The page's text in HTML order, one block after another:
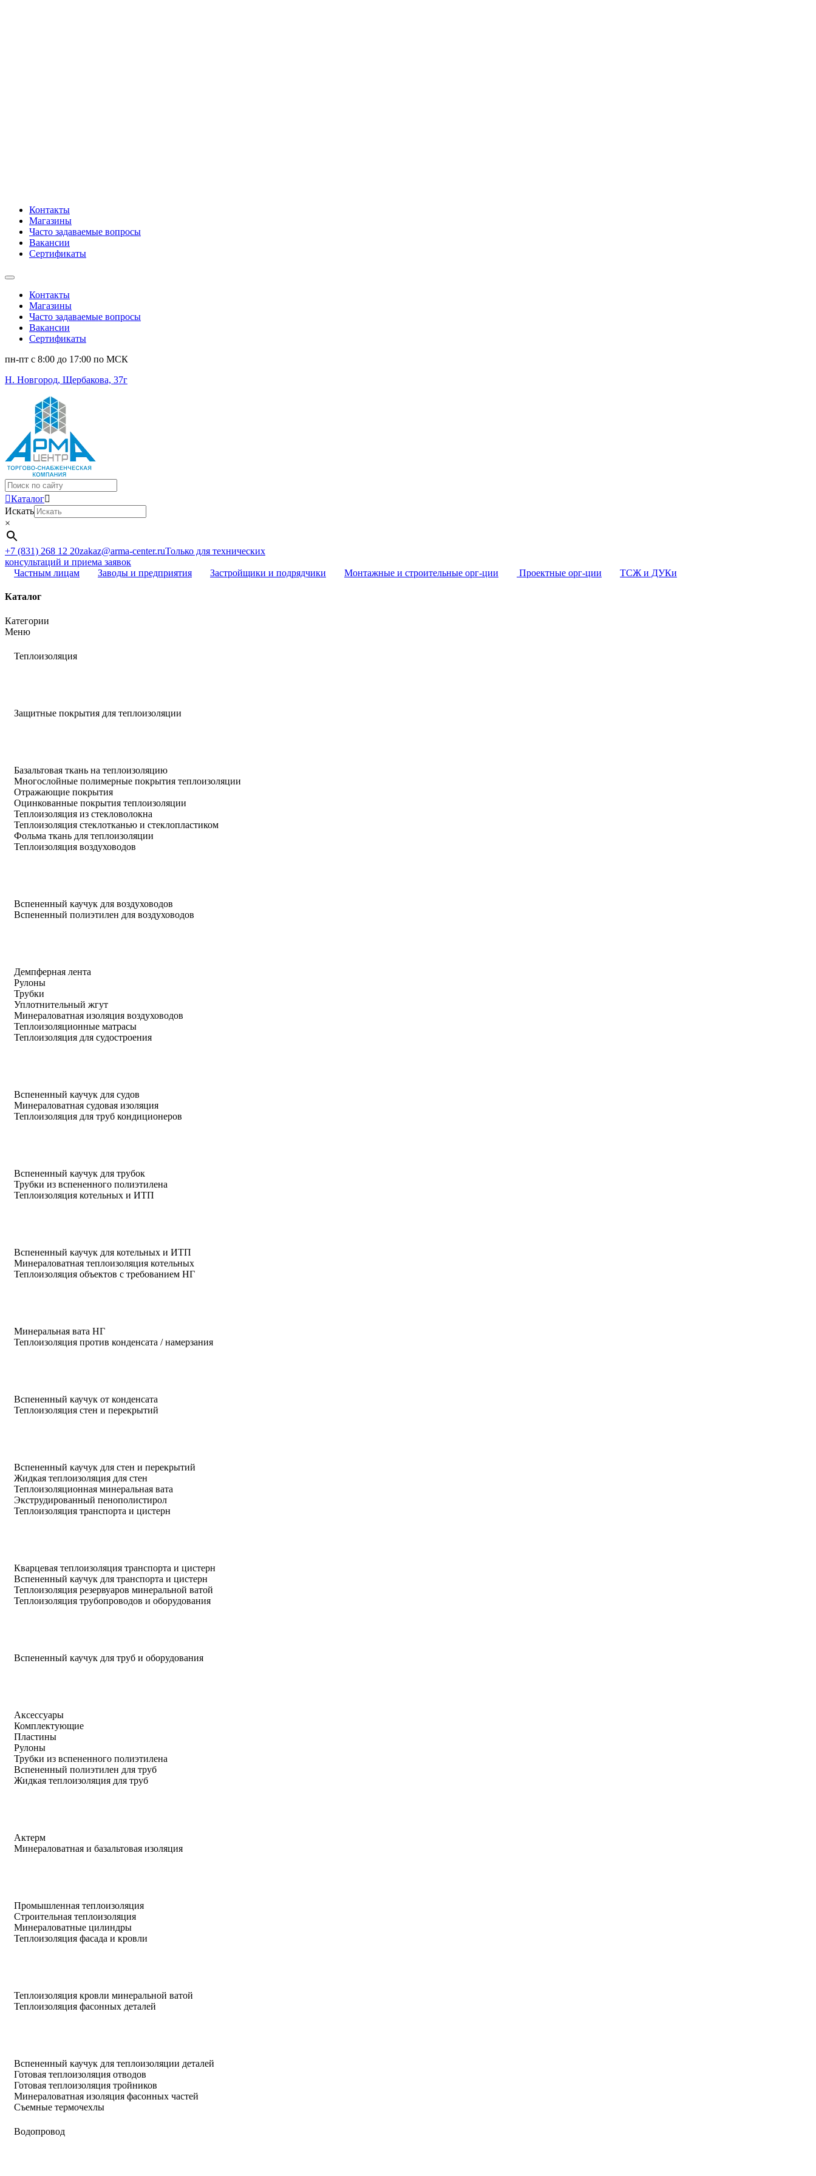
Контакты
Магазины
Часто задаваемые вопросы
Вакансии
Сертификаты
Контакты
Магазины
Часто задаваемые вопросы
Вакансии
Сертификаты
пн-пт c 8:00 до 17:00 по МСК
Н. Новгород, Щербакова, 37г
Поиск
...Каталог
Искать
×
+7 (831) 268 12 20zakaz@arma-center.ruТолько для технических
консультаций и приема заявок
Частным лицам
Заводы и предприятия Застройщики и подрядчики Монтажные и строительные орг-ции Проектные орг-ции ТСЖ и ДУКи
Каталог
Категории
Меню
Теплоизоляция
Защитные покрытия для теплоизоляции
Базальтовая ткань на теплоизоляцию
Многослойные полимерные покрытия теплоизоляции
Отражающие покрытия
Оцинкованные покрытия теплоизоляции
Теплоизоляция из стекловолокна
Теплоизоляция стеклотканью и стеклопластиком
Фольма ткань для теплоизоляции
Теплоизоляция воздуховодов
Вспененный каучук для воздуховодов
Вспененный полиэтилен для воздуховодов
Демпферная лента
Рулоны
Трубки
Уплотнительный жгут
Минераловатная изоляция воздуховодов
Теплоизоляционные матрасы
Теплоизоляция для судостроения
Вспененный каучук для судов
Минераловатная судовая изоляция
Теплоизоляция для труб кондиционеров
Вспененный каучук для трубок
Трубки из вспененного полиэтилена
Теплоизоляция котельных и ИТП
Вспененный каучук для котельных и ИТП
Минераловатная теплоизоляция котельных
Теплоизоляция объектов с требованием НГ
Минеральная вата НГ
Теплоизоляция против конденсата / намерзания
Вспененный каучук от конденсата
Теплоизоляция стен и перекрытий
Вспененный каучук для стен и перекрытий
Жидкая теплоизоляция для стен
Теплоизоляционная минеральная вата
Экструдированный пенополистирол
Теплоизоляция транспорта и цистерн
Кварцевая теплоизоляция транспорта и цистерн
Вспененный каучук для транспорта и цистерн
Теплоизоляция резервуаров минеральной ватой
Теплоизоляция трубопроводов и оборудования
Вспененный каучук для труб и оборудования
Аксессуары
Комплектующие
Пластины
Рулоны
Трубки из вспененного полиэтилена
Вспененный полиэтилен для труб
Жидкая теплоизоляция для труб
Актерм
Минераловатная и базальтовая изоляция
Промышленная теплоизоляция
Строительная теплоизоляция
Минераловатные цилиндры
Теплоизоляция фасада и кровли
Теплоизоляция кровли минеральной ватой
Теплоизоляция фасонных деталей
Вспененный каучук для теплоизоляции деталей
Готовая теплоизоляция отводов
Готовая теплоизоляция тройников
Минераловатная изоляция фасонных частей
Съемные термочехлы
Водопровод